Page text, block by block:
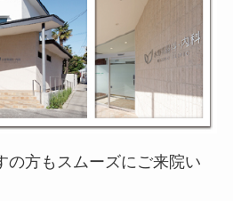
の方もスムーズにご来院い